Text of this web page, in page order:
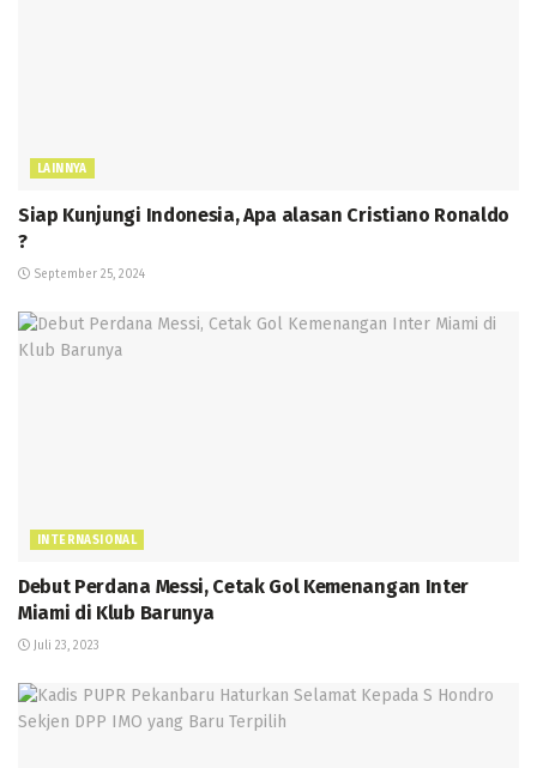
LAINNYA
Siap Kunjungi Indonesia, Apa alasan Cristiano Ronaldo
?
September 25, 2024
INTERNASIONAL
Debut Perdana Messi, Cetak Gol Kemenangan Inter
Miami di Klub Barunya
Juli 23, 2023